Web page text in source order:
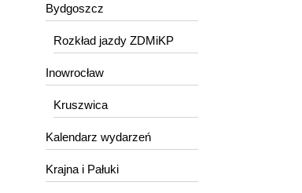
Bydgoszcz
Rozkład jazdy ZDMiKP
Inowrocław
Kruszwica
Kalendarz wydarzeń
Krajna i Pałuki